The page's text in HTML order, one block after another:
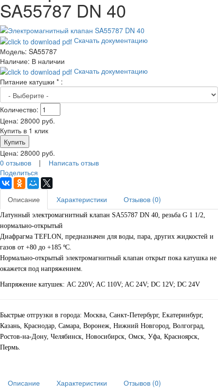
SA55787 DN 40
Скачать документацию
Модель: SA55787
Наличие: В наличии
Скачать документацию
Питание катушки * :
Количество:
Цена: 28000 руб.
Купить в 1 клик
Цена: 28000 руб.
0 отзывов | Написать отзыв
Поделиться
Описание Характеристики Отзывов (0)
Латунный электромагнитный клапан SA55787 DN 40 , резьба G 1 1/2,
нормально-открытый
Диафрагма TEFLON, предназначен для воды, пара, других жидкостей и
газов от +80 до +185 ºС.
Нормально-открытый электромагнитный клапан открыт пока катушка не
окажется под напряжением.
Напряжение катушек: AC 220V; AC 110V; AC 24V; DC 12V; DC 24V
Быстрые отгрузки в города: Москва, Санкт-Петербург, Екатеринбург,
Казань, Краснодар, Самара, Воронеж, Нижний Новгород, Волгоград,
Ростов-на-Дону, Челябинск, Новосибирск, Омск, Уфа, Красноярск,
Пермь.
Описание Характеристики
Отзывов (0)